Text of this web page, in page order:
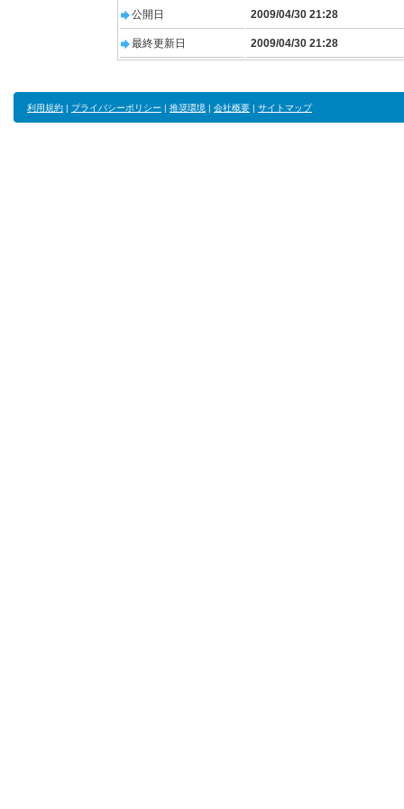
公開日 2009/04/30 21:28
最終更新日 2009/04/30 21:28
利用規約 | プライバシーポリシー | 推奨環境 | 会社概要 | サイトマップ